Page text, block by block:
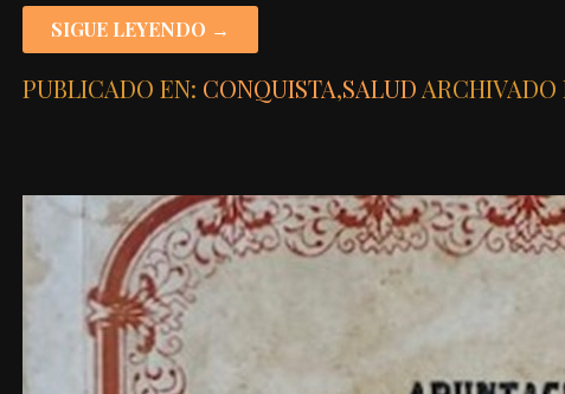
SIGUE LEYENDO →
PUBLICADO EN: CONQUISTA,SALUD ARCHIVADO